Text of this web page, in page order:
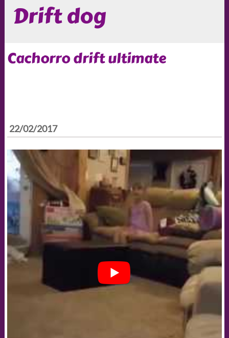
Drift dog
Cachorro drift ultimate
22/02/2017